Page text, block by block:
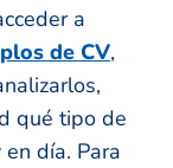
a
de CV,
qué tipo de
día. Para